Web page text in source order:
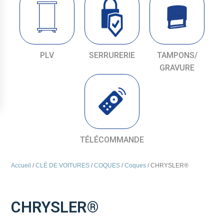
PLV SERRURERIE
TAMPONS/
GRAVURE
TÉLÉCOMMANDE
Accueil /CLÉ DE VOITURES /COQUES /Coques / CHRYSLER®
CHRYSLER®